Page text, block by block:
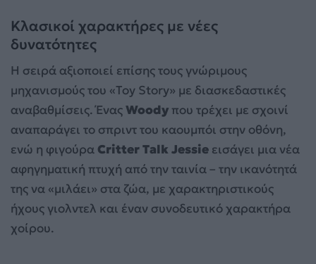
Κλασικοί χαρακτήρες με νέες
δυνατότητες
Η σειρά αξιοποιεί επίσης τους γνώριμους
μηχανισμούς του «Toy Story» με διασκεδαστικές
αναβαθμίσεις. ΈναςWoody που τρέχει με σχοινί
αναπαράγει το σπριντ του καουμπόι στην οθόνη,
ενώ η φιγούρα Critter Talk Jessie εισάγει μια νέα
αφηγηματική πτυχή από την ταινία – την ικανότητά
της να «μιλάει» στα ζώα, με χαρακτηριστικούς
ήχους γιολντελ και έναν συνοδευτικό χαρακτήρα
χοίρου.